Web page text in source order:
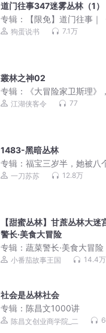
道门往事347迷雾丛林（1）
专辑：
【限免】道门往事｜
道士》第二部｜风水秘术神
狗蛋说书 7.1万
叢林之神02
专辑：
《大冒险家卫斯理》
剧 江湖侠客令 77
1483-黑暗丛林
专辑： 福宝三岁半，她被八
了 | 爆笑都市悬疑风水文丨
一刀苏苏 12.8万
【甜蜜丛林】甘蔗丛林大迷
警长·美食大冒险
专辑： 蔬菜警长·美食大冒
道！|儿童睡前晚安故事
小番茄故事王国 14.4万
社会是丛林社会
专辑： 陈昌文1000讲
陈昌文创业商学院_二